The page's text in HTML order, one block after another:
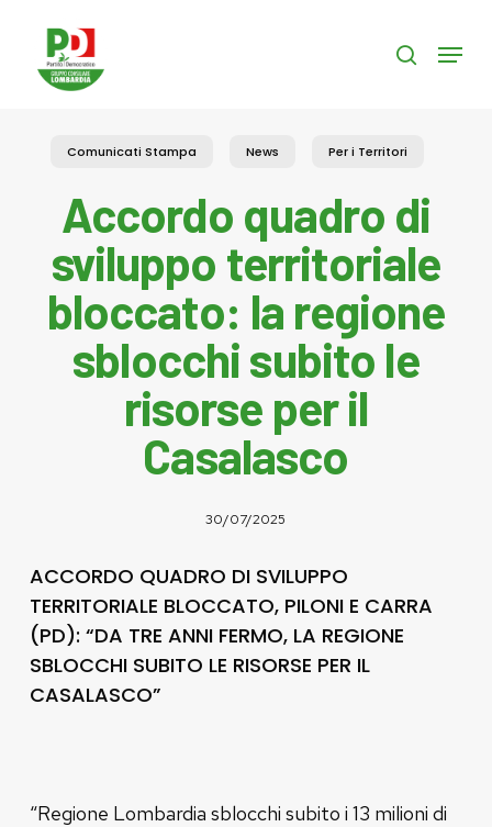
content
search
Menu
Comunicati Stampa News Per i Territori
Accordo quadro di
sviluppo territoriale
bloccato: la regione
sblocchi subito le
risorse per il
Casalasco
30/07/2025
ACCORDO QUADRO DI SVILUPPO
TERRITORIALE BLOCCATO, PILONI E CARRA
(PD): “DA TRE ANNI FERMO, LA REGIONE
SBLOCCHI SUBITO LE RISORSE PER IL
CASALASCO”
“Regione Lombardia sblocchi subito i 13 milioni di